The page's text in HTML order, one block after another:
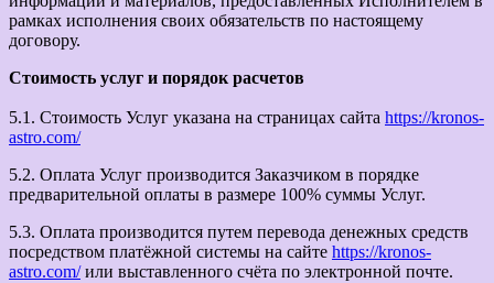
рамках исполнения своих обязательств по настоящему
договору.
Стоимость услуг и порядок расчетов
5.1. Стоимость Услуг указана на страницах сайта https://kronos-
astro.com/
5.2. Оплата Услуг производится Заказчиком в порядке
предварительной оплаты в размере 100% суммы Услуг.
5.3. Оплата производится путем перевода денежных средств
посредством платёжной системы на сайте https://kronos-
astro.com/или выставленного счёта по электронной почте.